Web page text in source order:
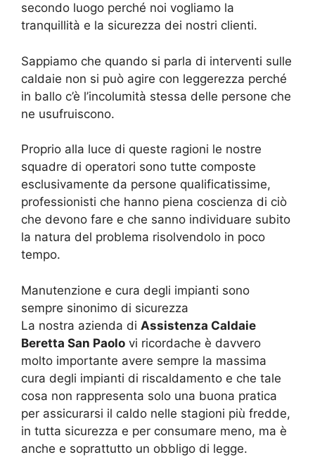
secondo luogo perché noi vogliamo la
tranquillità e la sicurezza dei nostri clienti.
Sappiamo che quando si parla di interventi sulle
caldaie non si può agire con leggerezza perché
in ballo c’è l’incolumità stessa delle persone che
ne usufruiscono.
Proprio alla luce di queste ragioni le nostre
squadre di operatori sono tutte composte
esclusivamente da persone qualificatissime,
professionisti che hanno piena coscienza di ciò
che devono fare e che sanno individuare subito
la natura del problema risolvendolo in poco
tempo.
Manutenzione e cura degli impianti sono
sempre sinonimo di sicurezza
La nostra azienda di Assistenza Caldaie
Beretta San Paolo vi ricordache è davvero
molto importante avere sempre la massima
cura degli impianti di riscaldamento e che tale
cosa non rappresenta solo una buona pratica
per assicurarsi il caldo nelle stagioni più fredde,
in tutta sicurezza e per consumare meno, ma è
anche e soprattutto un obbligo di legge.